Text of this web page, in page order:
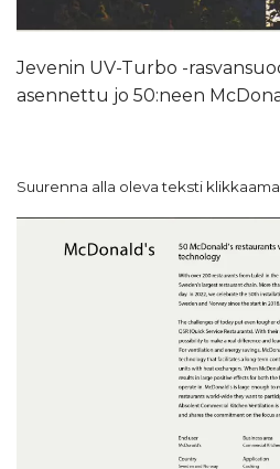
Jevenin UV-Turbo -
asennettu jo 50:neen
Suurenna alla oleva teksti